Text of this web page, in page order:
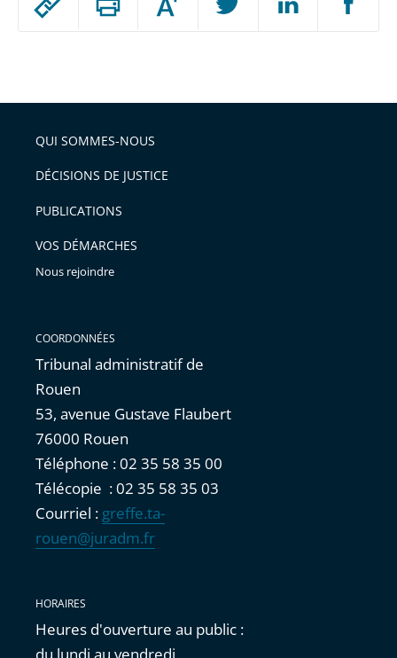
arriver
après
Augmenter
ou
l'article
pour
avant
QUI SOMMES-NOUS
DÉCISIONS DE JUSTICE
PUBLICATIONS
VOS DÉMARCHES
Nous rejoindre
COORDONNÉES
Tribunal administratif de
Rouen
53, avenue Gustave Flaubert
76000 Rouen
Téléphone : 02 35 58 35 00
Télécopie : 02 35 58 35 03
Courriel : greffe.ta-
rouen@juradm.fr
HORAIRES
Heures d'ouverture au public :